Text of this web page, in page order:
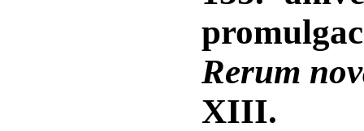
Rerum
XIII.